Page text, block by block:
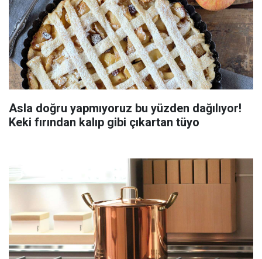
Asla doğru yapmıyoruz bu yüzden dağılıyor!
Keki fırından kalıp gibi çıkartan tüyo